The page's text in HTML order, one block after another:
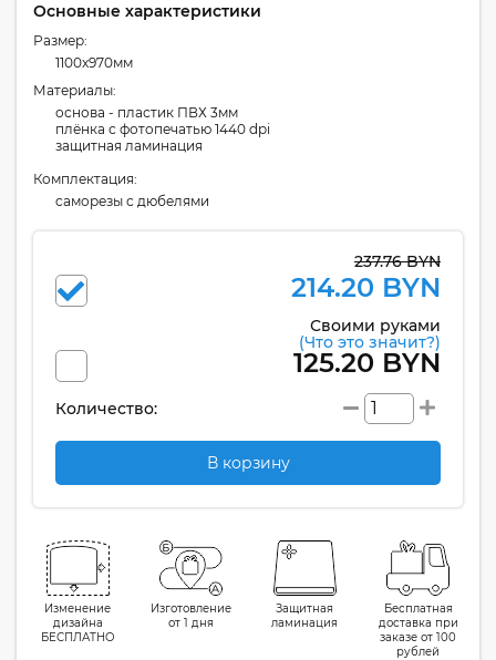
Основные характеристики
Размер:
1100x970мм
Материалы:
основа - пластик ПВХ 3мм
плёнка с фотопечатью 1440 dpi
защитная ламинация
Комплектация:
cаморезы с дюбелями
237.76 BYN
214.20 BYN
Своими руками
(Что это значит?)
125.20 BYN
Количество:
В корзину
Изменение
дизайна
БЕСПЛАТНО
Изготовление
от 1 дня
Защитная
ламинация
Бесплатная
доставка при
заказе от 100
рублей